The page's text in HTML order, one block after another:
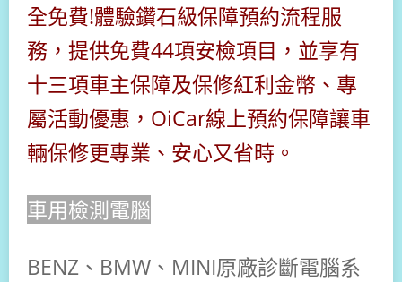
全免費!體驗鑽石級保障預約流程服
務，提供免費44項安檢項目，並享有
十三項車主保障及保修紅利金幣、 專
屬活動優惠，OiCar線上預約保障讓車
輛保修更專業、安心又省時。
車用檢測電腦
BENZ、BMW、MINI原廠診斷電腦系